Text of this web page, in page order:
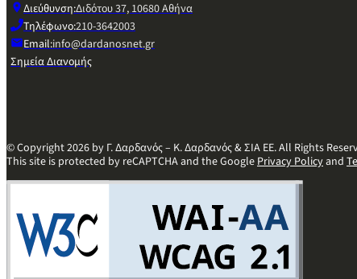
Διεύθυνση:Διδότου 37, 10680 Αθήνα
Τηλέφωνο:210-3642003
Email:info@dardanosnet.gr
Σημεία Διανομής
© Copyright 2026 by Γ. Δαρδανός – Κ. Δαρδανός & ΣΙΑ ΕΕ. All Rights
This site is protected by reCAPTCHA and the GooglePrivacy Policyand